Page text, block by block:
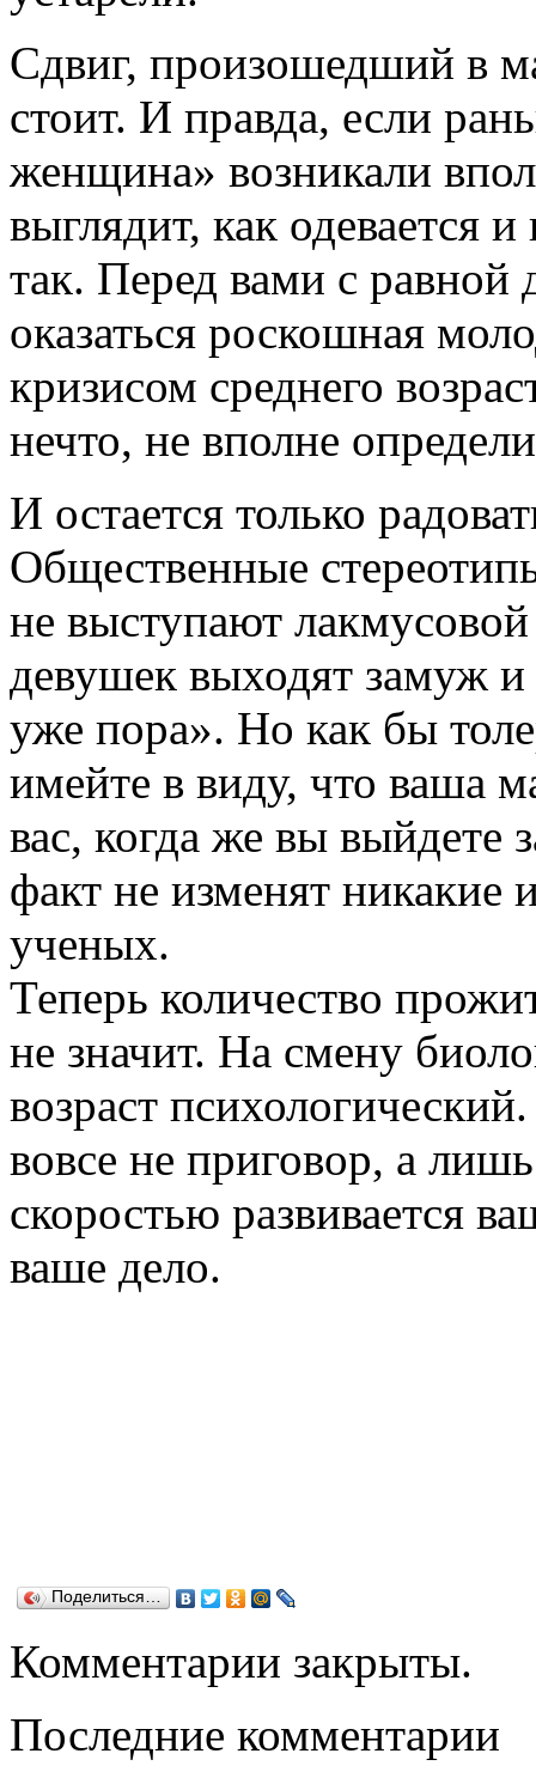
Сдвиг, произошедший в
стоит. И правда, если
женщина» возникали
выглядит, как одевается и
так. Перед вами с равной
оказаться роскошная
кризисом среднего
нечто, не вполне
И остается только
Общественные
не выступают
девушек выходят замуж
уже пора». Но как бы
имейте в виду, что ваша
вас, когда же вы выйдете
факт не изменят никакие
ученых.
Теперь количество
не значит. На смену
возраст
вовсе не приговор, а
скоростью развивается
ваше дело.
Поделиться…
Комментарии закрыты.
Последние комментарии